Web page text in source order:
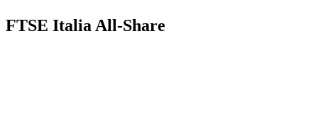
FTSE Italia All-Share